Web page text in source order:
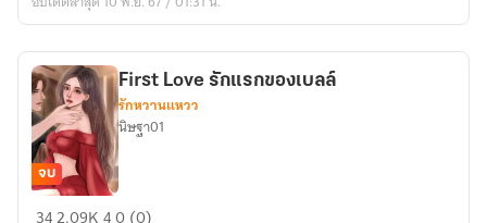
เป็น
ร้าย
ด้วย
เนี่ย
(กำลัง
รี
ไรท์+แก้
First
จบ
First Love รักแรกของเบลล์
รักหวานแหวว
นิษฐา01